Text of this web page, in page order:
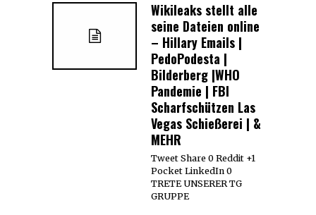
Wikileaks stellt alle
seine Dateien online
– Hillary Emails |
PedoPodesta |
Bilderberg |WHO
Pandemie | FBI
Scharfschützen Las
Vegas Schießerei | &
MEHR
Tweet Share 0 Reddit +1
Pocket LinkedIn 0
TRETE UNSERER TG
GRUPPE